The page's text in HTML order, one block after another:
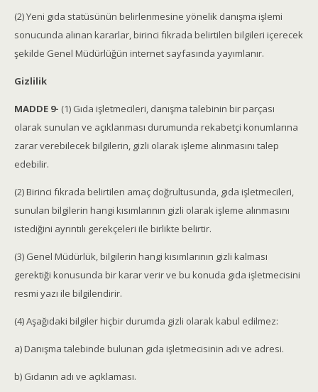
(2) Yeni gıda statüsünün belirlenmesine yönelik danışma işlemi
sonucunda alınan kararlar, birinci fıkrada belirtilen bilgileri içerecek
şekilde Genel Müdürlüğün internet sayfasında yayımlanır.
Gizlilik
MADDE 9- (1) Gıda işletmecileri, danışma talebinin bir parçası
olarak sunulan ve açıklanması durumunda rekabetçi konumlarına
zarar verebilecek bilgilerin, gizli olarak işleme alınmasını talep
edebilir.
(2) Birinci fıkrada belirtilen amaç doğrultusunda, gıda işletmecileri,
sunulan bilgilerin hangi kısımlarının gizli olarak işleme alınmasını
istediğini ayrıntılı gerekçeleri ile birlikte belirtir.
(3) Genel Müdürlük, bilgilerin hangi kısımlarının gizli kalması
gerektiği konusunda bir karar verir ve bu konuda gıda işletmecisini
resmi yazı ile bilgilendirir.
(4) Aşağıdaki bilgiler hiçbir durumda gizli olarak kabul edilmez:
a) Danışma talebinde bulunan gıda işletmecisinin adı ve adresi.
b) Gıdanın adı ve açıklaması.